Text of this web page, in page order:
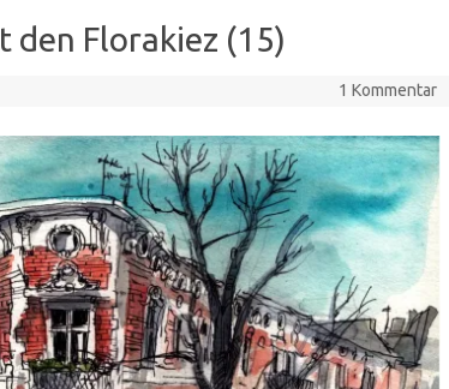
den Florakiez (15)
1 Kommentar